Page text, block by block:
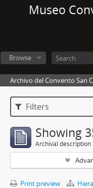
Museo
Browse
Archivo del Convento San
Filters
Showing
Archival description
Print preview